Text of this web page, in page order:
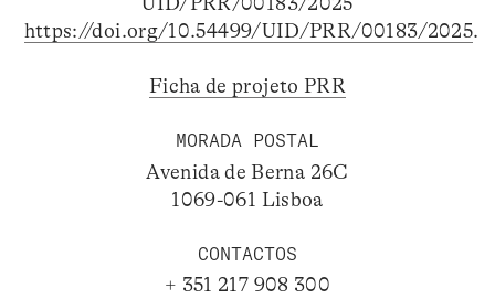
https://doi.org/10.54499/UID/PRR/00183/2025.
Ficha de projeto PRR
MORADA POSTAL
Avenida de Berna 26C
1069-061 Lisboa
CONTACTOS
+ 351 217 908 300